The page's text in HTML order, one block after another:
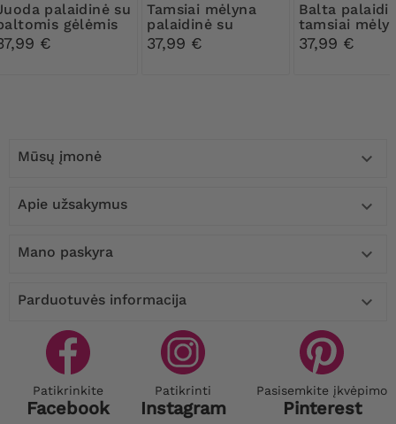
su
gėlėmis
€
Tamsiai mėlyna
palaidinė su
tamsiai mėlynomis
gėlėmis
37,99 €
Balta palaidinė su
tamsiai
gėlėmis
37,99 €
Mūsų įmonė 
Apie užsakymus 
Mano paskyra 
Parduotuvės informacija 
Patikrinkite
Facebook
Patikrinti
Instagram
Pasisemkite įkvėpimo
Pinterest